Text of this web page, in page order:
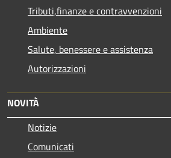
Tributi,finanze e contravvenzioni
Ambiente
Salute, benessere e assistenza
Autorizzazioni
NOVITÀ
Notizie
Comunicati